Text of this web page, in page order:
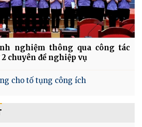
nghiệm thông qua công tác
chuyên đề nghiệp vụ
cho tố tụng công ích